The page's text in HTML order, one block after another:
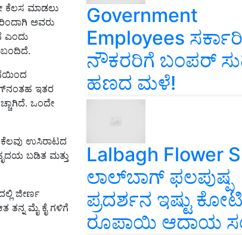
ಕೆಲಸ ಮಾಡಲು
ಅವರು
ಎಂದು
ಇತರ
ಒಂದೇ
ಕೆಲವು ಉಸಿರಾಟದ
ಬಡಿತ ಮತ್ತು
ಜೀರ್ಣ
ಮೈ ಕೈ ಗಳಿಗೆ
Government
Employees ಸರ್ಕಾರಿ
ನೌಕರರಿಗೆ ಬಂಪರ್‌
ಹಣದ ಮಳೆ!
Lalbagh Flower
ಲಾಲ್‌ಬಾಗ್ ಫಲಪುಷ್ಪ
ಪ್ರದರ್ಶನ ಇಷ್ಟು ಕೋಟಿ
ರೂಪಾಯಿ ಆದಾಯ